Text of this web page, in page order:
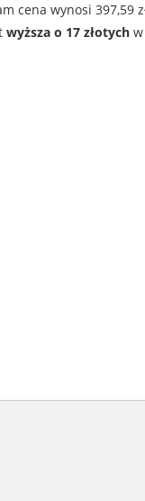
cena wynosi 397,59
wyższa o 17 złotych